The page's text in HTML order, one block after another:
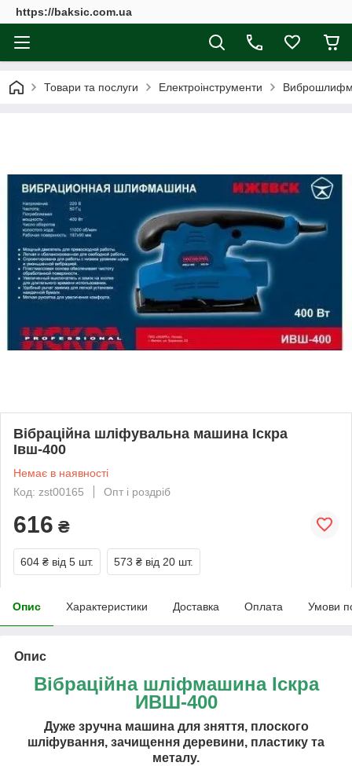
https://baksic.com.ua
Товари та послуги Електроінструменти
Вібраційна шліфувальна машина Іскра
Івш-400
Немає в наявності
Код: zst00165
Опт і роздріб
616 ₴
604 ₴ від 5 шт. 573 ₴ від 20 шт.
Опис Характеристики Доставка Оплата Умови
Опис
Вібраційна шліфмашина Іскра
ИВШ-400
Дуже зручна машина для зняття, плоского
шліфування, зачищення деревини, пластику та
металу.